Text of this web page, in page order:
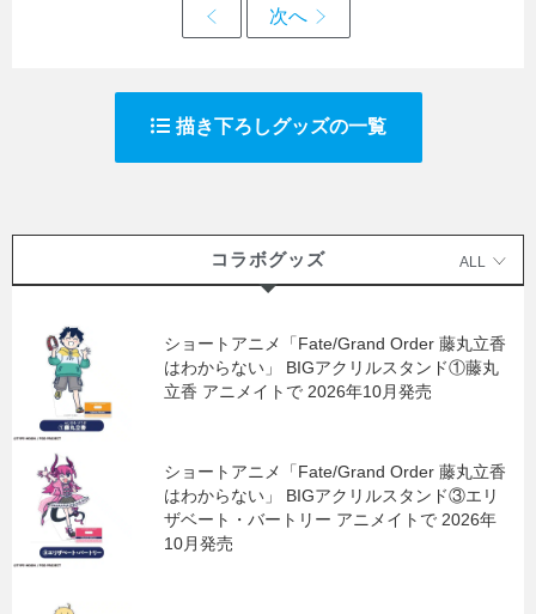
描き下ろしグッズの一覧
コラボグッズ ALL
ショートアニメ「Fate/Grand Order 藤丸立香
はわからない」 BIGアクリルスタンド①藤丸
立香 アニメイトで 2026年10月発売
ショートアニメ「Fate/Grand Order 藤丸立香
はわからない」 BIGアクリルスタンド③エリ
ザベート・バートリー アニメイトで 2026年
10月発売